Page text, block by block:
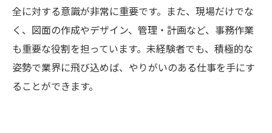
全に対する意識が非常に重要です。また、現場だけでな
く、図面の作成やデザイン、管理・計画など、事務作業
も重要な役割を担っています。未経験者でも、積極的な
姿勢で業界に飛び込めば、やりがいのある仕事を手にす
ることができます。